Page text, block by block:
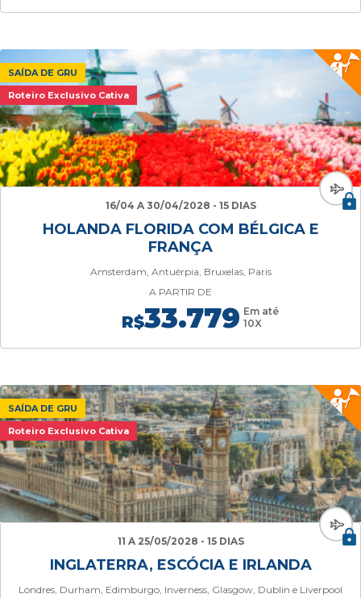
SAÍDA DE GRU
Roteiro Exclusivo Cativa
16/04 A 30/04/2028 - 15 DIAS
HOLANDA FLORIDA COM BÉLGICA E
FRANÇA
Amsterdam, Antuérpia, Bruxelas, Paris
A PARTIR DE
R$33.779 Em até
10X
SAÍDA DE GRU
Roteiro Exclusivo Cativa
11 A 25/05/2028 - 15 DIAS
INGLATERRA, ESCÓCIA E IRLANDA
Londres, Durham, Edimburgo, Inverness, Glasgow, Dublin e Liverpool